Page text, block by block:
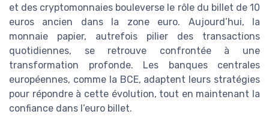
et des cryptomonnaies bouleverse le rôle du billet de 10
euros ancien dans la zone euro. Aujourd’hui, la
monnaie papier, autrefois pilier des transactions
quotidiennes, se retrouve confrontée à une
transformation profonde. Les banques centrales
européennes, comme la BCE, adaptent leurs stratégies
pour répondre à cette évolution, tout en maintenant la
confiance dans l’euro billet.